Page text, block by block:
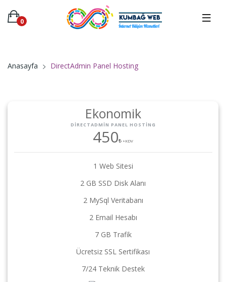
0
Anasayfa DirectAdmin Panel Hosting
Ekonomik
DIRECTADMIN PANEL HOSTING
450 +KDV
1 Web Sitesi
2 GB SSD Disk Alanı
2 MySql Veritabanı
2 Email Hesabı
7 GB Trafik
Ücretsiz SSL Sertifikası
7/24 Teknik Destek